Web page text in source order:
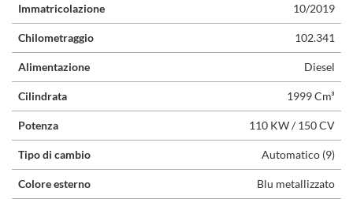
Immatricolazione 10/2019
Chilometraggio 102.341
Alimentazione Diesel
Cilindrata 1999 Cm³
Potenza 110 KW / 150 CV
Tipo di cambio Automatico (9)
Colore esterno Blu metallizzato